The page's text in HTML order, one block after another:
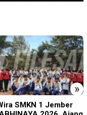
»
Ponorogo Deportasi